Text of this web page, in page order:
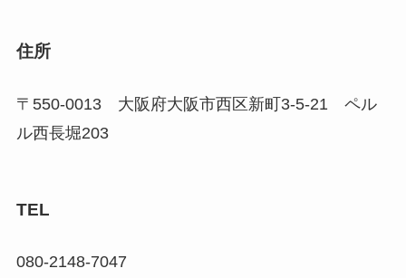
住所
〒550-0013 大阪府大阪市西区新町3-5-21 ペル
ル西長堀203
TEL
080-2148-7047